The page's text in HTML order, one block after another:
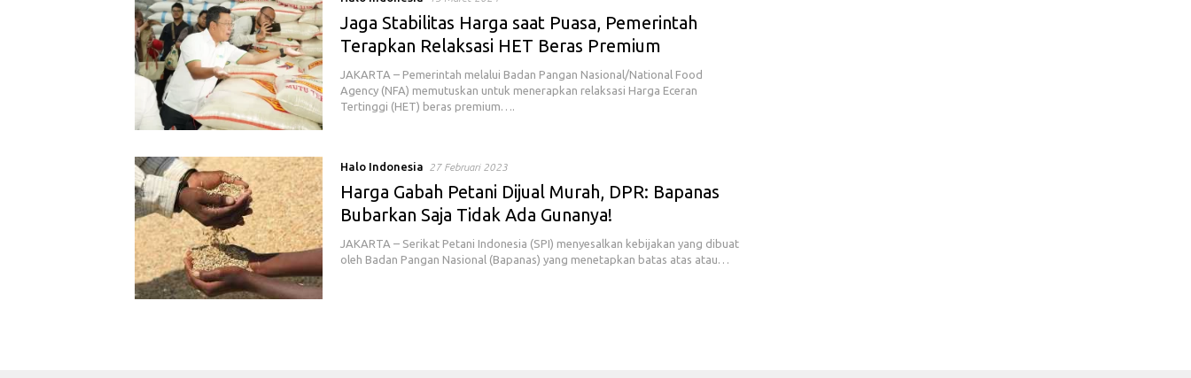
Jaga Stabilitas Harga saat Puasa, Pemerintah
Terapkan Relaksasi HET Beras Premium
JAKARTA – Pemerintah melalui Badan Pangan Nasional/National Food
Agency (NFA) memutuskan untuk menerapkan relaksasi Harga Eceran
Tertinggi (HET) beras premium….
Halo Indonesia 27 Februari 2023
Harga Gabah Petani Dijual Murah, DPR: Bapanas
Bubarkan Saja Tidak Ada Gunanya!
JAKARTA – Serikat Petani Indonesia (SPI) menyesalkan kebijakan yang dibuat
oleh Badan Pangan Nasional (Bapanas) yang menetapkan batas atas atau…